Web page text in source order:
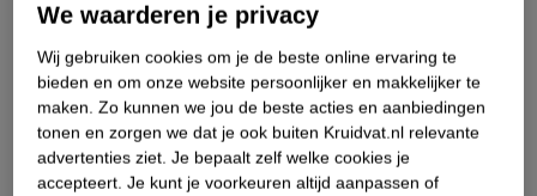
Over dit product
Productinformatie
Etiketinformatie
We waarderen je privacy
Wij gebruiken cookies om je de beste online ervaring te
bieden en om onze website persoonlijker en makkelijker te
maken. Zo kunnen we jou de beste acties en aanbiedingen
tonen en zorgen we dat je ook buiten Kruidvat.nl relevante
advertenties ziet. Je bepaalt zelf welke cookies je
accepteert. Je kunt je voorkeuren altijd aanpassen of